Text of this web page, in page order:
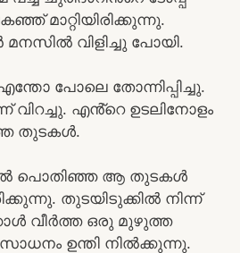
മാറ്റിയിരിക്കുന്നു.
വിളിച്ചു പോയി.
പോലെ തോന്നിപ്പിച്ചു.
വിറച്ചു. എൻ്റെ ഉടലിനോളം
തുടകൾ.
പൊതിഞ്ഞ ആ തുടകൾ
തുടയിടുക്കിൽ നിന്ന്
വീർത്ത ഒരു മുഴുത്ത
ഉന്തി നിൽക്കുന്നു.